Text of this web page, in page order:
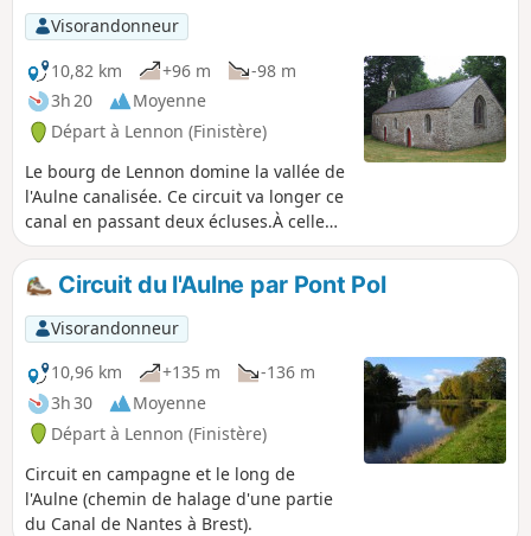
Visorandonneur
10,82 km
+96 m
-98 m
3h 20
Moyenne
Départ à Lennon (Finistère)
Le bourg de Lennon domine la vallée de
l'Aulne canalisée. Ce circuit va longer ce
canal en passant deux écluses.À celle
de Rosvéguen a été aménagé un petit
Musée de la Batellerie et plus en aval,
on peut voir "le Victor", l'un des
derniers chalands ayant navigué sur
cette partie du canal.Le retour s'effectue
par des sentiers dans la campagne qui
permettent de découvrir une partie du
patrimoine de la commune : Chapelle
Saint-Maudez et Saint-Nicolas ainsi que
deux calvaires.
Circuit du l'Aulne par Pont Pol
Visorandonneur
10,96 km
+135 m
-136 m
3h 30
Moyenne
Départ à Lennon (Finistère)
Circuit en campagne et le long de
l'Aulne (chemin de halage d'une partie
du Canal de Nantes à Brest).